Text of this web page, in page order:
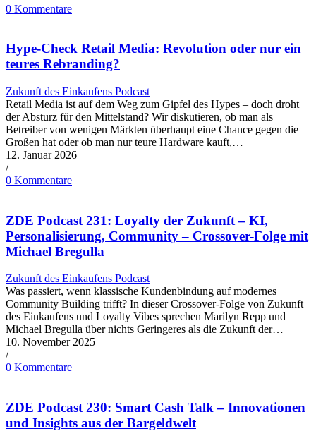
0 Kommentare
Hype-Check Retail Media: Revolution oder nur ein
teures Rebranding?
Zukunft des Einkaufens Podcast
Retail Media ist auf dem Weg zum Gipfel des Hypes – doch droht
der Absturz für den Mittelstand? Wir diskutieren, ob man als
Betreiber von wenigen Märkten überhaupt eine Chance gegen die
Großen hat oder ob man nur teure Hardware kauft,…
12. Januar 2026
/
0 Kommentare
ZDE Podcast 231: Loyalty der Zukunft – KI,
Personalisierung, Community – Crossover-Folge mit
Michael Bregulla
Zukunft des Einkaufens Podcast
Was passiert, wenn klassische Kundenbindung auf modernes
Community Building trifft? In dieser Crossover-Folge von Zukunft
des Einkaufens und Loyalty Vibes sprechen Marilyn Repp und
Michael Bregulla über nichts Geringeres als die Zukunft der…
10. November 2025
/
0 Kommentare
ZDE Podcast 230: Smart Cash Talk – Innovationen
und Insights aus der Bargeldwelt